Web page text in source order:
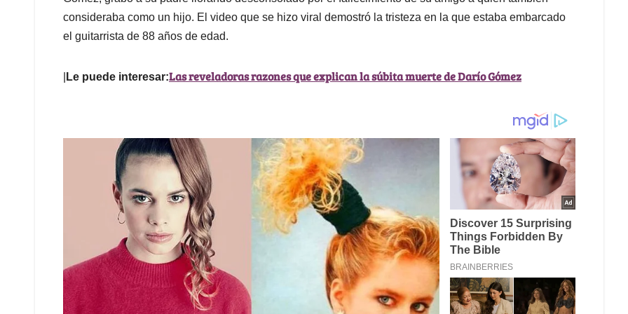
consideraba como un hijo. El video que se hizo viral demostró la tristeza en la que estaba embarcado
el guitarrista de 88 años de edad.
Le puede interesar:Las reveladoras razones que explican la súbita muerte de Darío Gómez